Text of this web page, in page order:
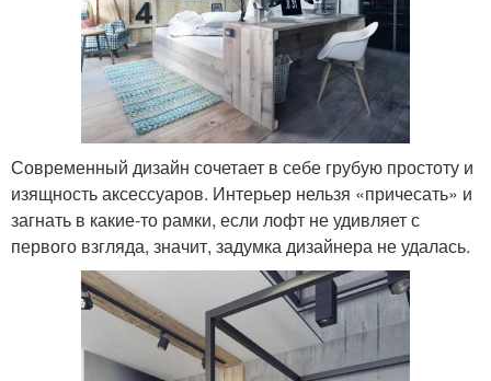
Современный дизайн сочетает в себе грубую простоту и
изящность аксессуаров. Интерьер нельзя «причесать» и
загнать в какие-то рамки, если лофт не удивляет с
первого взгляда, значит, задумка дизайнера не удалась.